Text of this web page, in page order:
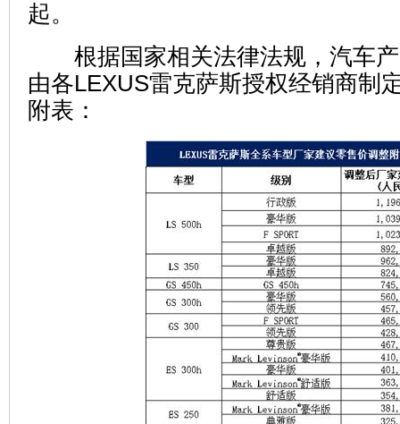
起。
根据国家相关法律法规，汽车产
由各LEXUS雷克萨斯授权经销商制
附表：